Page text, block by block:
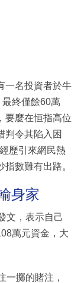
一名投資者於牛
終僅餘60萬
要麼在恒指高位
判令其陷入困
歷引來網民熱
數難有出路。
身家
文，表示自己
萬元資金，大
一擲的賭注，